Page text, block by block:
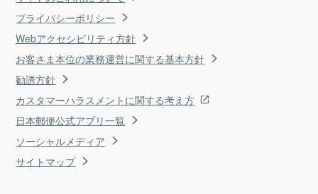
プライバシーポリシー
Webアクセシビリティ方針
お客さま本位の業務運営に関する基本方針
勧誘方針
カスタマーハラスメントに関する考え方
日本郵便公式アプリ一覧
ソーシャルメディア
サイトマップ